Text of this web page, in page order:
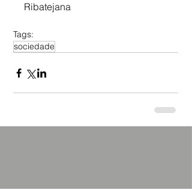
Ribatejana
Tags:
sociedade